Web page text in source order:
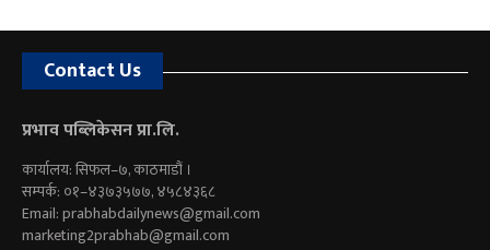
Contact Us
प्रभाव पब्लिकेसन प्रा.लि.
कार्यालय: सिफल–७, काठमाडौं ।
सम्पर्क: ०१–४३७३५७७, ४५८४३६८
Email:prabhabdailynews@gmail.com
marketing2prabhab@gmail.com